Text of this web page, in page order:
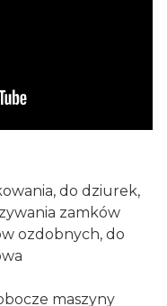
do dziurek,
zamków
ozdobnych, do
maszyny